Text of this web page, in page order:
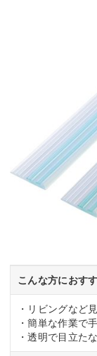
こんな方におす
・リビングなど
・簡単な作業で
・透明で目立た